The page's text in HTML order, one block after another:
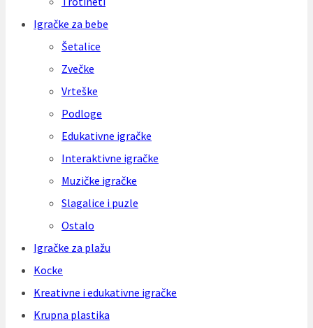
Igračke za bebe
Šetalice
Zvečke
Vrteške
Podloge
Edukativne igračke
Interaktivne igračke
Muzičke igračke
Slagalice i puzle
Ostalo
Igračke za plažu
Kocke
Kreativne i edukativne igračke
Krupna plastika